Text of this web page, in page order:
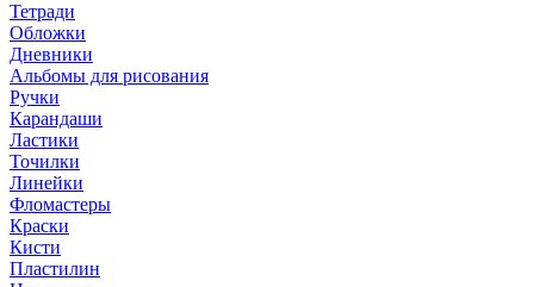
Тетради
Обложки
Дневники
Альбомы для рисования
Ручки
Карандаши
Ластики
Точилки
Линейки
Фломастеры
Краски
Кисти
Пластилин